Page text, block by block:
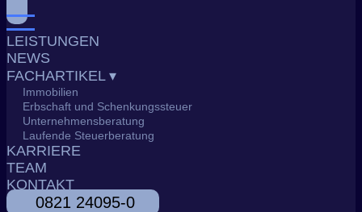
LEISTUNGEN
NEWS
FACHARTIKEL ▾
Immobilien
Erbschaft und Schenkungssteuer
Unternehmensberatung
Laufende Steuerberatung
KARRIERE
TEAM
KONTAKT
0821 24095-0